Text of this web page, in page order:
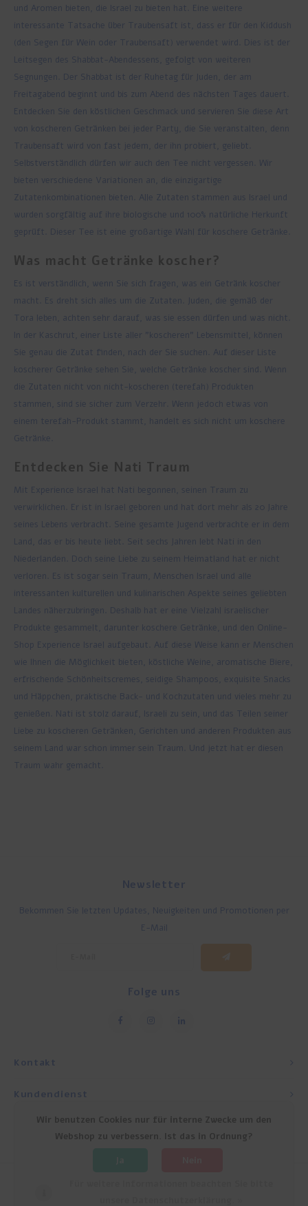
und Aromen bieten, die Israel zu bieten hat. Eine weitere
interessante Tatsache über Traubensaft ist, dass er für den Kiddush
(den Segen für Wein oder Traubensaft) verwendet wird. Dies ist der
Leitsegen des Shabbat-Abendessens, gefolgt von weiteren
Segnungen. Der Shabbat ist der Ruhetag für Juden, der am
Freitagabend beginnt und bis zum Abend des nächsten Tages dauert.
Entdecken Sie den köstlichen Geschmack und servieren Sie diese Art
von koscheren Getränken bei jeder Party, die Sie veranstalten, denn
Traubensaft wird von fast jedem, der ihn probiert, geliebt.
Selbstverständlich dürfen wir auch den Tee nicht vergessen. Wir
bieten verschiedene Variationen an, die einzigartige
Zutatenkombinationen bieten. Alle Zutaten stammen aus Israel und
wurden sorgfältig auf ihre biologische und 100% natürliche Herkunft
geprüft. Dieser Tee ist eine großartige Wahl für koschere Getränke.
Was macht Getränke koscher?
Es ist verständlich, wenn Sie sich fragen, was ein Getränk koscher
macht. Es dreht sich alles um die Zutaten. Juden, die gemäß der
Tora leben, achten sehr darauf, was sie essen dürfen und was nicht.
In der Kaschrut, einer Liste aller "koscheren" Lebensmittel, können
Sie genau die Zutat finden, nach der Sie suchen. Auf dieser Liste
koscherer Getränke sehen Sie, welche Getränke koscher sind. Wenn
die Zutaten nicht von nicht-koscheren (terefah) Produkten
stammen, sind sie sicher zum Verzehr. Wenn jedoch etwas von
einem terefah-Produkt stammt, handelt es sich nicht um koschere
Getränke.
Entdecken Sie Nati Traum
Mit Experience Israel hat Nati begonnen, seinen Traum zu
verwirklichen. Er ist in Israel geboren und hat dort mehr als 20 Jahre
seines Lebens verbracht. Seine gesamte Jugend verbrachte er in dem
Land, das er bis heute liebt. Seit sechs Jahren lebt Nati in den
Niederlanden. Doch seine Liebe zu seinem Heimatland hat er nicht
verloren. Es ist sogar sein Traum, Menschen Israel und alle
interessanten kulturellen und kulinarischen Aspekte seines geliebten
Landes näherzubringen. Deshalb hat er eine Vielzahl israelischer
Produkte gesammelt, darunter koschere Getränke, und den Online-
Shop Experience Israel aufgebaut. Auf diese Weise kann er Menschen
wie Ihnen die Möglichkeit bieten, köstliche Weine, aromatische Biere,
erfrischende Schönheitscremes, seidige Shampoos, exquisite Snacks
und Häppchen, praktische Back- und Kochzutaten und vieles mehr zu
genießen. Nati ist stolz darauf, Israeli zu sein, und das Teilen seiner
Liebe zu koscheren Getränken, Gerichten und anderen Produkten aus
seinem Land war schon immer sein Traum. Und jetzt hat er diesen
Traum wahr gemacht.
Kontakt
Newsletter
Bekommen Sie letzten Updates, Neuigkeiten und Promotionen per
E-Mail
Folge uns
Kundendienst
Mein Konto
Wir benutzen Cookies nur für interne Zwecke um den
Webshop zu verbessern. Ist das in Ordnung?